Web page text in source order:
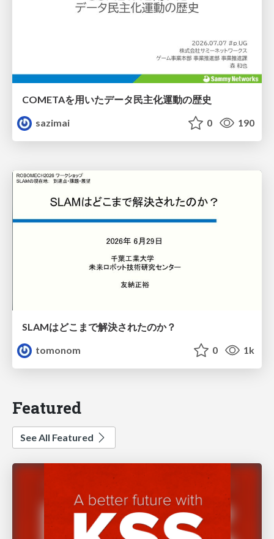
COMETAを用いたデータ民主化運動の歴史
sazimai
0 190
SLAMはどこまで解決されたのか？
tomonom
0 1k
Featured
See All Featured